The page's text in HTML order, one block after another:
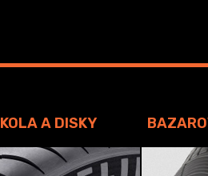
KOLA A DISKY